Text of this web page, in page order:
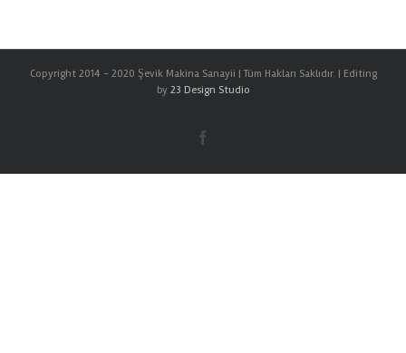
Copyright 2014 - 2020 Şevik Makina Sanayii | Tüm Hakları Saklıdır. | Editing
by 23 Design Studio